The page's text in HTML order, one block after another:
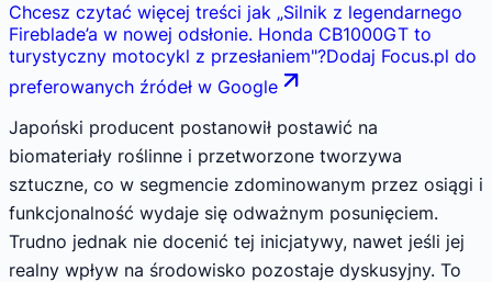
Chcesz czytać więcej treści jak „Silnik z legendarnego
Fireblade’a w nowej odsłonie. Honda CB1000GT to
turystyczny motocykl z przesłaniem"?Dodaj Focus.pl do
preferowanych źródeł w Google
Japoński producent postanowił postawić na
biomateriały roślinne i przetworzone tworzywa
sztuczne, co w segmencie zdominowanym przez osiągi i
funkcjonalność wydaje się odważnym posunięciem.
Trudno jednak nie docenić tej inicjatywy, nawet jeśli jej
realny wpływ na środowisko pozostaje dyskusyjny. To